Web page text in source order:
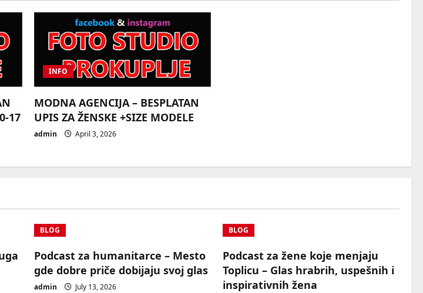
17
INFO
MODNA AGENCIJA – BESPLATAN
UPIS ZA ŽENSKE +SIZE MODELE
admin April 3, 2026
BLOG
Podcast za humanitarce – Mesto
gde dobre priče dobijaju svoj glas
admin July 13, 2026
BLOG
Podcast za žene koje menjaju
Toplicu – Glas hrabrih, uspešnih i
inspirativnih žena